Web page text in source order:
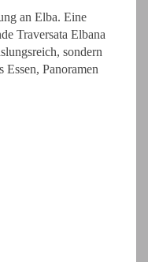
an Elba. Eine
Traversata Elbana
sondern
Panoramen